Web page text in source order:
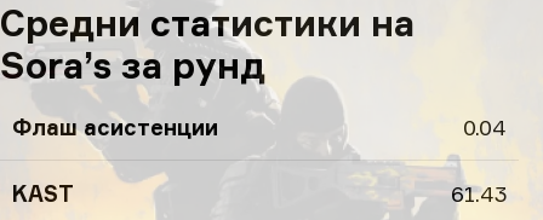
Средни статистики на
Sora’s за рунд
Флаш асистенции 0.04
KAST 61.43